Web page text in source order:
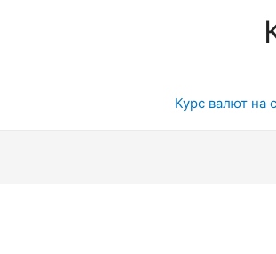
Курс валют на